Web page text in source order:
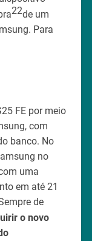
22de um
Para
FE por meio
com
banco. No
no
uma
em até 21
de
o novo